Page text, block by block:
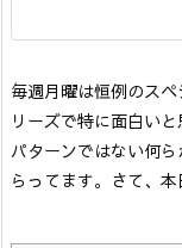
毎週月曜は恒例のス
リーズで特に面白い
パターンではない何
らってます。 さて、